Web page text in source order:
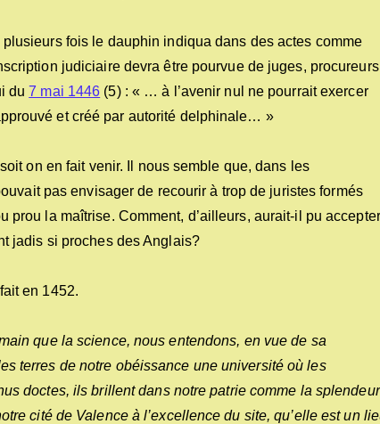
fois le dauphin indiqua dans des actes comme
judiciaire devra être pourvue de juges, procureurs
du7 mai 1446 (5) : « … à l’avenir nul ne pourrait exercer
et créé par autorité delphinale… »
on en fait venir. Il nous semble que, dans les
pas envisager de recourir à trop de juristes formés
prou la maîtrise. Comment, d’ailleurs, aurait-il pu accepter
jadis si proches des Anglais?
en 1452.
que la science, nous entendons, en vue de sa
terres de notre obéissance une université où les
doctes, ils brillent dans notre patrie comme la splendeur
cité de Valence à l’excellence du site, qu’elle est un